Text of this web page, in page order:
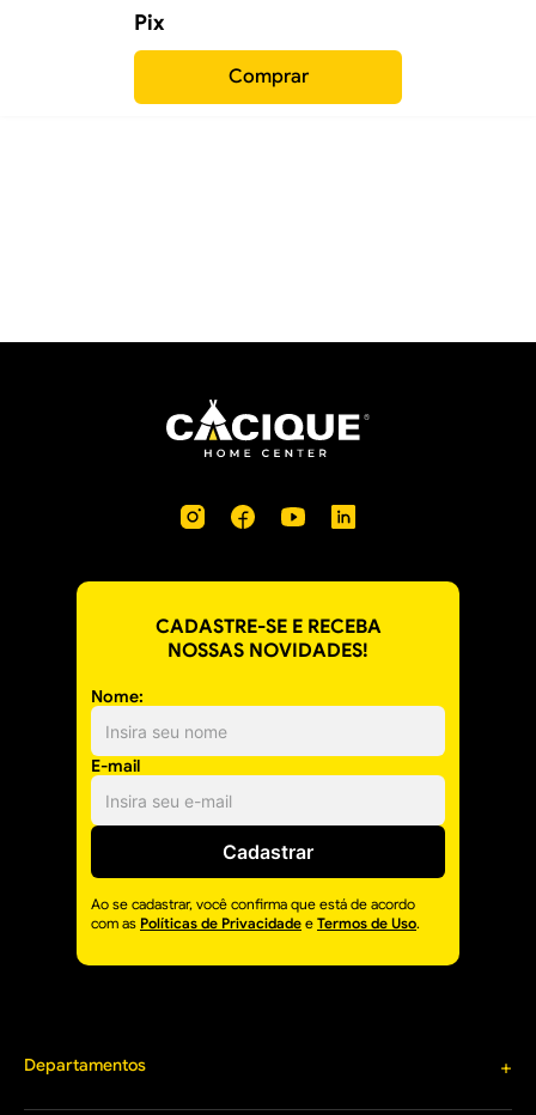
Pix
Comprar
CADASTRE-SE E RECEBA
NOSSAS NOVIDADES!
Nome:
E-mail
Cadastrar
Ao se cadastrar, você confirma que está de acordo
com as Políticas de Privacidade e Termos de Uso.
Departamentos +